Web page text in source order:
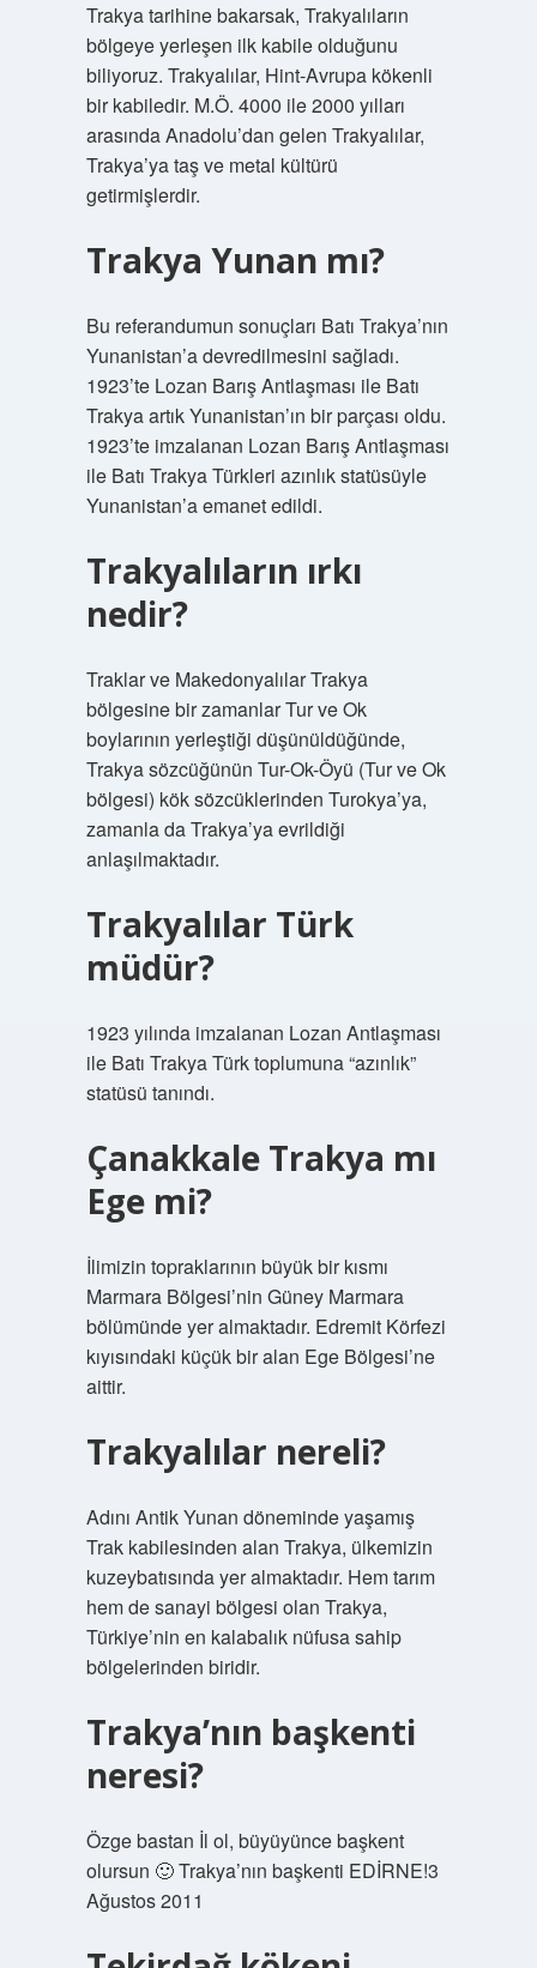
Trakya tarihine bakarsak, Trakyalıların
bölgeye yerleşen ilk kabile olduğunu
biliyoruz. Trakyalılar, Hint-Avrupa kökenli
bir kabiledir. M.Ö. 4000 ile 2000 yılları
arasında Anadolu’dan gelen Trakyalılar,
Trakya’ya taş ve metal kültürü
getirmişlerdir.
Trakya Yunan mı?
Bu referandumun sonuçları Batı Trakya’nın
Yunanistan’a devredilmesini sağladı.
1923’te Lozan Barış Antlaşması ile Batı
Trakya artık Yunanistan’ın bir parçası oldu.
1923’te imzalanan Lozan Barış Antlaşması
ile Batı Trakya Türkleri azınlık statüsüyle
Yunanistan’a emanet edildi.
Trakyalıların ırkı
nedir?
Traklar ve Makedonyalılar Trakya
bölgesine bir zamanlar Tur ve Ok
boylarının yerleştiği düşünüldüğünde,
Trakya sözcüğünün Tur-Ok-Öyü (Tur ve Ok
bölgesi) kök sözcüklerinden Turokya’ya,
zamanla da Trakya’ya evrildiği
anlaşılmaktadır.
Trakyalılar Türk
müdür?
1923 yılında imzalanan Lozan Antlaşması
ile Batı Trakya Türk toplumuna “azınlık”
statüsü tanındı.
Çanakkale Trakya mı
Ege mi?
İlimizin topraklarının büyük bir kısmı
Marmara Bölgesi’nin Güney Marmara
bölümünde yer almaktadır. Edremit Körfezi
kıyısındaki küçük bir alan Ege Bölgesi’ne
aittir.
Trakyalılar nereli?
Adını Antik Yunan döneminde yaşamış
Trak kabilesinden alan Trakya, ülkemizin
kuzeybatısında yer almaktadır. Hem tarım
hem de sanayi bölgesi olan Trakya,
Türkiye’nin en kalabalık nüfusa sahip
bölgelerinden biridir.
Trakya’nın başkenti
neresi?
Özge bastan İl ol, büyüyünce başkent
olursun 🙂 Trakya’nın başkenti EDİRNE!3
Ağustos 2011